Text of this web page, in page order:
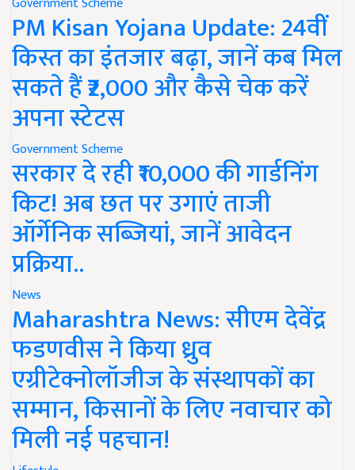
PM Kisan Yojana Update: 24वीं
किस्त का इंतजार बढ़ा, जानें कब मिल
सकते हैं ₹2,000 और कैसे चेक करें
अपना स्टेटस
Government Scheme
सरकार दे रही ₹10,000 की गार्डनिंग
किट! अब छत पर उगाएं ताजी
ऑर्गेनिक सब्जियां, जानें आवेदन
प्रक्रिया..
News
Maharashtra News: सीएम देवेंद्र
फडणवीस ने किया ध्रुव
एग्रीटेक्नोलॉजीज के संस्थापकों का
सम्मान, किसानों के लिए नवाचार को
मिली नई पहचान!